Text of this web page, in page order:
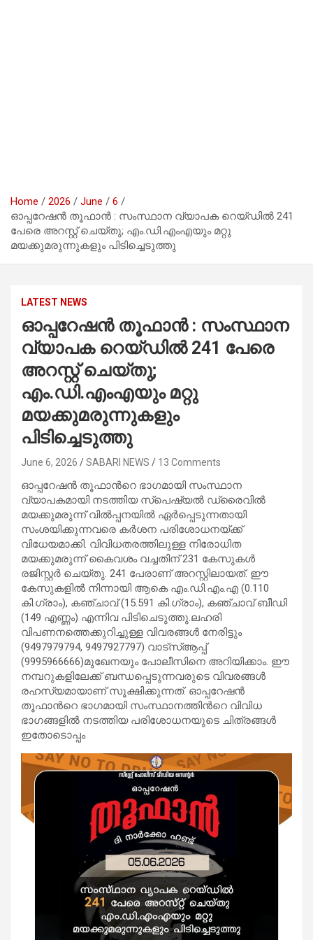
Home 2026 June
6
ഓപ്പറേഷന്‍ തൂഫാന്‍ : സംസ്ഥാന വ്യാപക റെയ്ഡില്‍ 241
പേരെ അറസ്റ്റ് ചെയ്തു; എം.ഡി.എംഎയും മറ്റു
മയക്കുമരുന്നുകളും പിടിച്ചെടുത്തു
LATEST NEWS
ഓപ്പറേഷന്‍ തൂഫാന്‍ : സംസ്ഥാന
വ്യാപക റെയ്ഡില്‍ 241 പേരെ
അറസ്റ്റ് ചെയ്തു;
എം.ഡി.എംഎയും മറ്റു
മയക്കുമരുന്നുകളും
പിടിച്ചെടുത്തു
June 6, 2026 SABARI NEWS 13 Comments
ഓപ്പറേഷന്‍ തൂഫാന്‍റെ ഭാഗമായി സംസ്ഥാന
വ്യാപകമായി നടത്തിയ സ്പെഷ്യല്‍ ഡ്രൈവില്‍
മയക്കുമരുന്ന് വില്‍പ്പനയില്‍ ഏര്‍പ്പെടുന്നതായി
സംശയിക്കുന്നവരെ കര്‍ശന പരിശോധനയ്ക്ക്
വിധേയമാക്കി. വിവിധതരത്തിലുള്ള നിരോധിത
മയക്കുമരുന്ന് കൈവശം വച്ചതിന് 231 കേസുകള്‍
രജിസ്റ്റര്‍ ചെയ്തു. 241 പേരാണ് അറസ്റ്റിലായത്. ഈ
കേസുകളിൽ നിന്നായി ആകെ എം.ഡി.എം.എ (0.110
കി.ഗ്രാം), കഞ്ചാവ് (15.591 കി.ഗ്രാം), കഞ്ചാവ് ബീഡി
(149 എണ്ണം) എന്നിവ പിടിചെടുത്തു.ലഹരി
വിപണനത്തെക്കുറിച്ചുള്ള വിവരങ്ങള്‍ നേരിട്ടും
(9497979794, 9497927797) വാട്സ്ആപ്പ്
(9995966666)മുഖേനയും പോലീസിനെ അറിയിക്കാം. ഈ
നമ്പറുകളിലേക്ക് ബന്ധപ്പെടുന്നവരുടെ വിവരങ്ങള്‍
രഹസ്യമായാണ് സൂക്ഷിക്കുന്നത്. ഓപ്പറേഷന്‍
തൂഫാന്‍റെ ഭാഗമായി സംസ്ഥാനത്തിന്‍റെ വിവിധ
ഭാഗങ്ങളില്‍ നടത്തിയ പരിശോധനയുടെ ചിത്രങ്ങള്‍
ഇതോടൊപ്പം